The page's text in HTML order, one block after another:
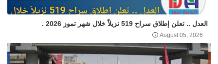
العدل .. تعلن إطلاق سراح 519 نزيلاً خلال شهر تموز 2026 .
August 05, 2026